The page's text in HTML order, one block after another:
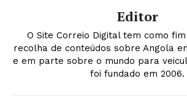
Editor
O Site Correio Digital tem como
recolha de conteúdos sobre Angola
e em parte sobre o mundo para
foi fundado em 2006.